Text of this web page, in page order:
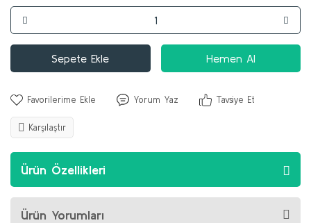
Sepete Ekle Hemen Al
Yorum Yaz Tavsiye Et
Karşılaştır
Ürün Özellikleri
Ürün Yorumları